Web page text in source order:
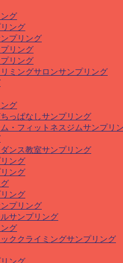
グ
ング
プリング
リング
リング
ミングサロンサンプリング
グ
っぱなしサンプリング
・フィットネスジムサンプリ
ンス教室サンプリング
ング
ング
ング
プリング
サンプリング
グ
ククライミングサンプリング